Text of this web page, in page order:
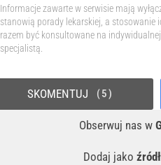
Informacje zawarte w serwisie mają
stanowią porady lekarskiej, a stosowanie
razem być konsultowane na
specjalistą.
Obserwuj nas w
Dodaj jako
SKOMENTUJ 5